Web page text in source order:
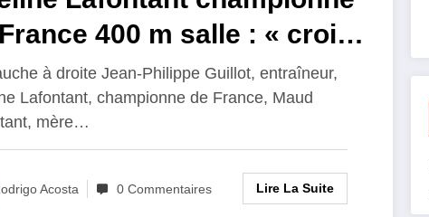
400 m salle : « croire
ses rêves et persévérer
en s’amusant »
à droite Jean-Philippe Guillot, entraîneur,
Lafontant, championne de France, Maud
mère…
Acosta 0 Commentaires Lire La Suite